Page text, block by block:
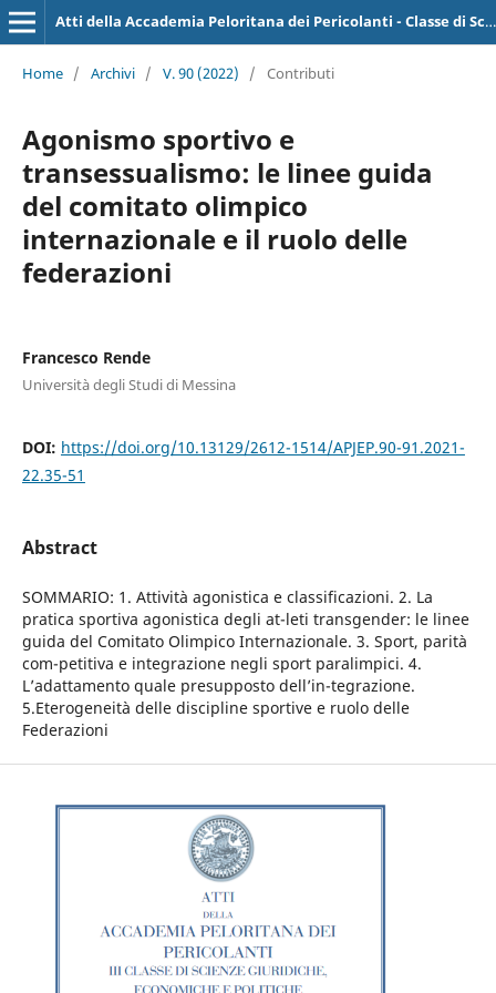
Atti della Accademia Peloritana dei Pericolanti - Classe di Scienze Giuridiche, Economiche e Politiche
Home / Archivi / V. 90 (2022) / Contributi
Agonismo sportivo e
transessualismo: le linee guida
del comitato olimpico
internazionale e il ruolo delle
federazioni
Francesco Rende
Università degli Studi di Messina
DOI: https://doi.org/10.13129/2612-1514/APJEP.90-91.2021-
22.35-51
Abstract
SOMMARIO: 1. Attività agonistica e classificazioni. 2. La
pratica sportiva agonistica degli at-leti transgender: le linee
guida del Comitato Olimpico Internazionale. 3. Sport, parità
com-petitiva e integrazione negli sport paralimpici. 4.
L’adattamento quale presupposto dell’in-tegrazione.
5.Eterogeneità delle discipline sportive e ruolo delle
Federazioni